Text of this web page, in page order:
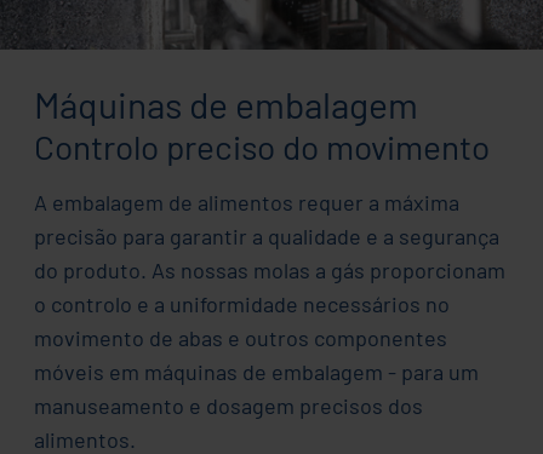
Máquinas de embalagem
Controlo preciso do movimento
A embalagem de alimentos requer a máxima
precisão para garantir a qualidade e a segurança
do produto. As nossas molas a gás proporcionam
o controlo e a uniformidade necessários no
movimento de abas e outros componentes
móveis em máquinas de embalagem - para um
manuseamento e dosagem precisos dos
alimentos.